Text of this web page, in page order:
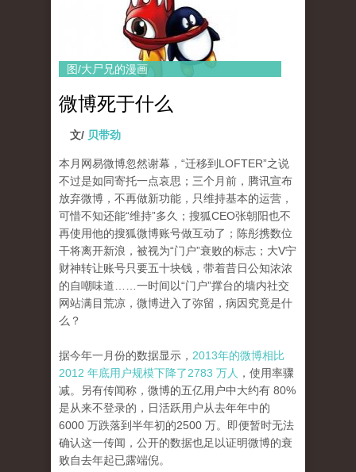
图/大尸兄的漫画
微博死于什么
文/ 贝带劲
本月网易微博忽然谢幕，“迁移到LOFTER”之说
不过是如同寄托一点哀思；三个月前，腾讯宣布
放弃微博，不再做新功能，只维持基本的运营，
可惜不知还能“维持”多久；搜狐CEO张朝阳也不
再使用他的搜狐微博账号做互动了；陈彤携数位
干将离开新浪，被视为“门户”衰败的标志；大V宁
财神转让账号只要五十块钱，带着昔日公知浓浓
的自嘲味道……一时间以“门户”撑台的墙内社交
网站满目荒凉，微博进入了弥留，病因究竟是什
么？
据今年一月份的数据显示， 2013年的微博相比
2012 年底用户规模下降了2783 万人 ，使用率骤
减。另有传闻称，微博的五亿用户中大约有 80%
是从来不登录的，日活跃用户从去年年中的
6000 万跌落到半年初的2500 万。即便暂时无法
确认这一传闻，公开的数据也足以证明微博的衰
败自去年起已露端倪。